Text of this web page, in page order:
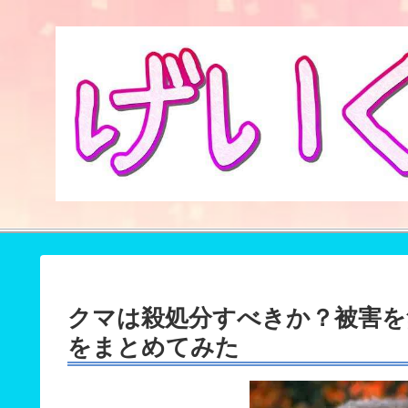
クマは殺処分すべきか？被害
をまとめてみた